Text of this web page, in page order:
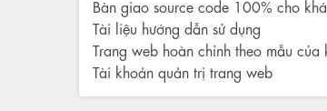
Bàn giao source code 100% cho
Tài liệu hướng dẫn sử dụng
Trang web hoàn chỉnh theo mẫu của
Tài khoản quản trị trang web